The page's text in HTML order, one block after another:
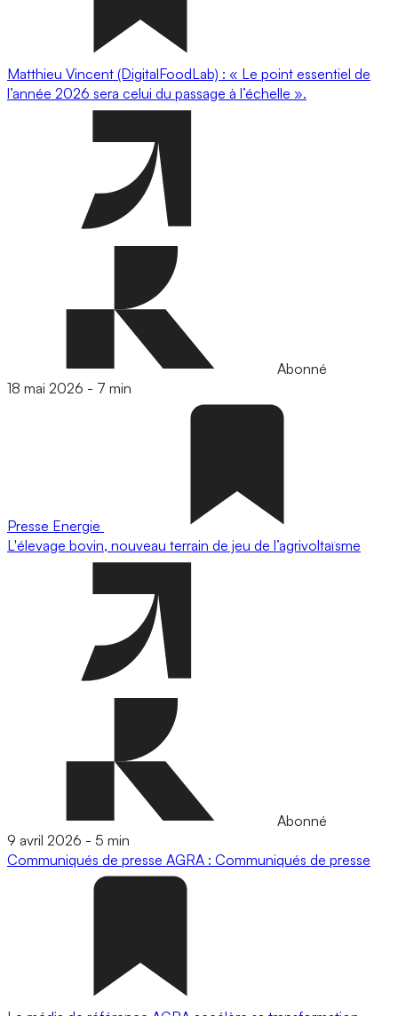
Matthieu Vincent (DigitalFoodLab) : « Le point essentiel de
l’année 2026 sera celui du passage à l’échelle ».
Abonné
18 mai 2026 - 7 min
Presse Energie
L'élevage bovin, nouveau terrain de jeu de l’agrivoltaïsme
Abonné
9 avril 2026 - 5 min
Communiqués de presse AGRA : Communiqués de presse